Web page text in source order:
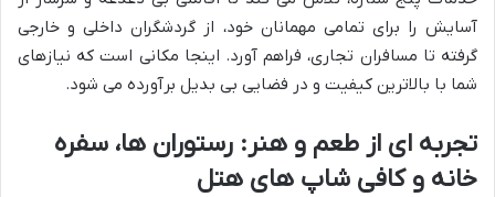
آسایش را برای تمامی مهمانان خود، از گردشگران داخلی و خارجی
گرفته تا مسافران تجاری، فراهم آورد. اینجا مکانی است که نیازهای
شما با بالاترین کیفیت و در فضایی بی بدیل برآورده می شود.
تجربه ای از طعم و هنر: رستوران ها، سفره
خانه و کافی شاپ های هتل